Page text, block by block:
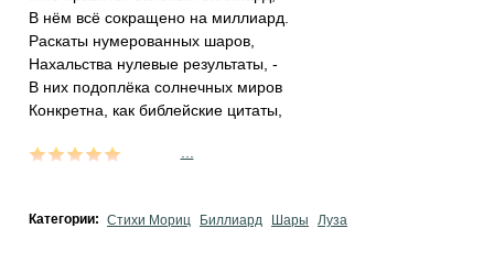
В нём всё сокращено на миллиард.
Раскаты нумерованных шаров,
Нахальства нулевые результаты, -
В них подоплёка солнечных миров
Конкретна, как библейские цитаты,
Категории: Стихи Мориц Биллиард Шары Луза